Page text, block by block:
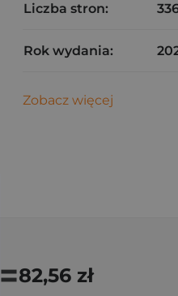
Liczba stron:
Rok wydania:
Zobacz więcej
=82,56 zł